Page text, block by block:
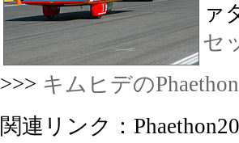
ァ
セ
>>> キムヒデの
関連リンク：